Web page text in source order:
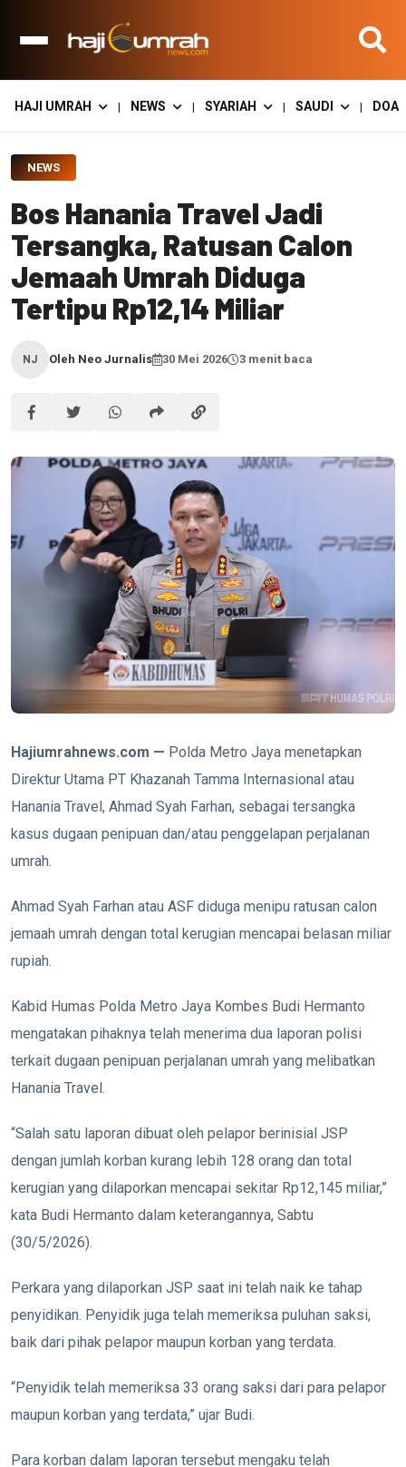
HAJI UMRAH | NEWS | SYARIAH | SAUDI | DOA
NEWS
Bos Hanania Travel Jadi
Tersangka, Ratusan Calon
Jemaah Umrah Diduga
Tertipu Rp12,14 Miliar
NJ Oleh Neo Jurnalis 30 Mei 2026 3 menit baca
Hajiumrahnews.com — Polda Metro Jaya menetapkan
Direktur Utama PT Khazanah Tamma Internasional atau
Hanania Travel, Ahmad Syah Farhan, sebagai tersangka
kasus dugaan penipuan dan/atau penggelapan perjalanan
umrah.
Ahmad Syah Farhan atau ASF diduga menipu ratusan calon
jemaah umrah dengan total kerugian mencapai belasan miliar
rupiah.
Kabid Humas Polda Metro Jaya Kombes Budi Hermanto
mengatakan pihaknya telah menerima dua laporan polisi
terkait dugaan penipuan perjalanan umrah yang melibatkan
Hanania Travel.
“Salah satu laporan dibuat oleh pelapor berinisial JSP
dengan jumlah korban kurang lebih 128 orang dan total
kerugian yang dilaporkan mencapai sekitar Rp12,145 miliar,”
kata Budi Hermanto dalam keterangannya, Sabtu
(30/5/2026).
Perkara yang dilaporkan JSP saat ini telah naik ke tahap
penyidikan. Penyidik juga telah memeriksa puluhan saksi,
baik dari pihak pelapor maupun korban yang terdata.
“Penyidik telah memeriksa 33 orang saksi dari para pelapor
maupun korban yang terdata,” ujar Budi.
Para korban dalam laporan tersebut mengaku telah